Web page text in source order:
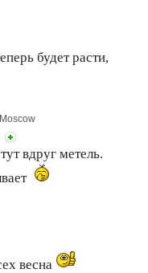
будет расти,
Moscow
вдруг метель.
весна